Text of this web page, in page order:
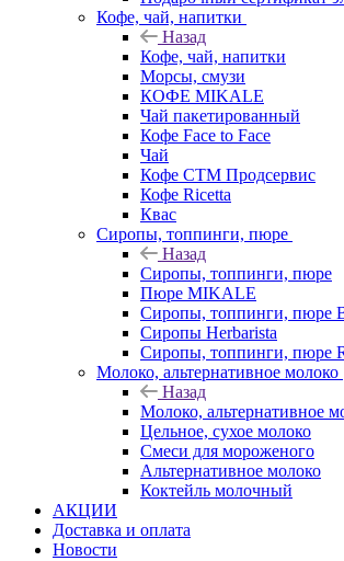
Кофе, чай, напитки
Назад
Кофе, чай, напитки
Морсы, смузи
КОФЕ MIKALE
Чай пакетированный
Кофе Face to Face
Чай
Кофе СТМ Продсервис
Кофе Ricetta
Квас
Сиропы, топпинги, пюре
Назад
Сиропы, топпинги, пюре
Пюре MIKALE
Сиропы, топпинги, пюре
Сиропы Herbarista
Сиропы, топпинги, пюре
Молоко, альтернативное молоко
Назад
Молоко, альтернативное
Цельное, сухое молоко
Смеси для мороженого
Альтернативное молоко
Коктейль молочный
АКЦИИ
Доставка и оплата
Новости